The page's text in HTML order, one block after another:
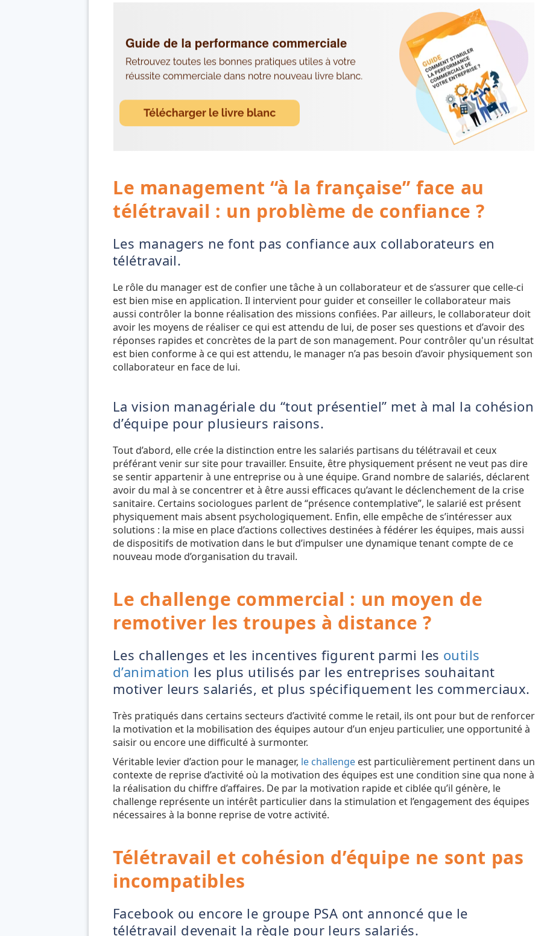
Le management “à la française” face au
télétravail : un problème de confiance ?
Les managers ne font pas confiance aux collaborateurs en
télétravail.
Le rôle du manager est de confier une tâche à un collaborateur et de s’assurer que celle-ci
est bien mise en application. Il intervient pour guider et conseiller le collaborateur mais
aussi contrôler la bonne réalisation des missions confiées. Par ailleurs, le collaborateur doit
avoir les moyens de réaliser ce qui est attendu de lui, de poser ses questions et d’avoir des
réponses rapides et concrètes de la part de son management. Pour contrôler qu'un résultat
est bien conforme à ce qui est attendu, le manager n’a pas besoin d’avoir physiquement son
collaborateur en face de lui.
La vision managériale du “tout présentiel” met à mal la cohésion
d’équipe pour plusieurs raisons.
Tout d’abord, elle crée la distinction entre les salariés partisans du télétravail et ceux
préférant venir sur site pour travailler. Ensuite, être physiquement présent ne veut pas dire
se sentir appartenir à une entreprise ou à une équipe. Grand nombre de salariés, déclarent
avoir du mal à se concentrer et à être aussi efficaces qu’avant le déclenchement de la crise
sanitaire. Certains sociologues parlent de “présence contemplative”, le salarié est présent
physiquement mais absent psychologiquement. Enfin, elle empêche de s’intéresser aux
solutions : la mise en place d’actions collectives destinées à fédérer les équipes, mais aussi
de dispositifs de motivation dans le but d’impulser une dynamique tenant compte de ce
nouveau mode d’organisation du travail.
Le challenge commercial : un moyen de
remotiver les troupes à distance ?
Les challenges et les incentives figurent parmi les outils
d’animation les plus utilisés par les entreprises souhaitant
motiver leurs salariés, et plus spécifiquement les commerciaux.
Très pratiqués dans certains secteurs d’activité comme le retail, ils ont pour but de renforcer
la motivation et la mobilisation des équipes autour d’un enjeu particulier, une opportunité à
saisir ou encore une difficulté à surmonter.
Véritable levier d’action pour le manager, le challenge est particulièrement pertinent dans un
contexte de reprise d’activité où la motivation des équipes est une condition sine qua none à
la réalisation du chiffre d’affaires. De par la motivation rapide et ciblée qu’il génère, le
challenge représente un intérêt particulier dans la stimulation et l’engagement des équipes
nécessaires à la bonne reprise de votre activité.
Télétravail et cohésion d’équipe ne sont pas
incompatibles
Facebook ou encore le groupe PSA ont annoncé que le
télétravail devenait la règle pour leurs salariés.